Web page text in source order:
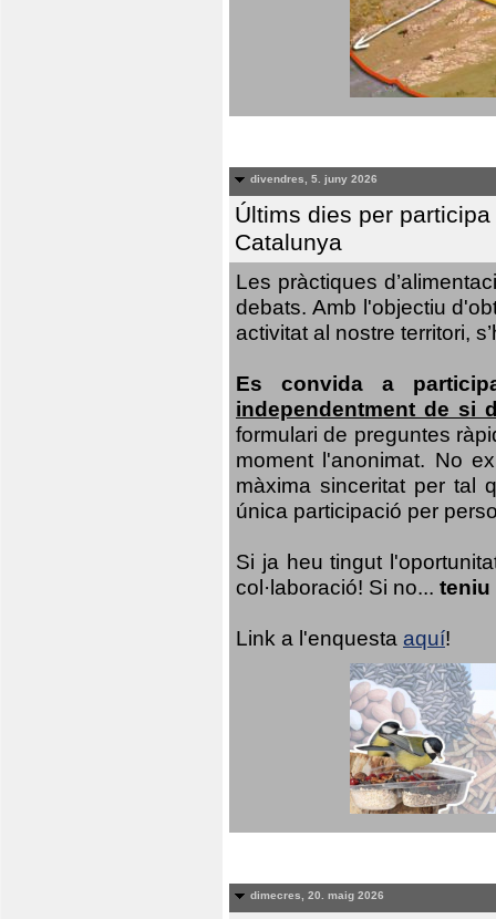
divendres, 5. juny 2026
Últims dies per
Catalunya
Les pràctiques
debats. Amb l'objectiu
activitat al nostre territori,
Es convida a
independentment de si
formulari de preguntes
moment l'anonimat. No
màxima sinceritat per tal
única participació per
Si ja heu tingut
col·laboració! Si no... teniu
Link a l'enquesta aquí!
dimecres, 20. maig 2026